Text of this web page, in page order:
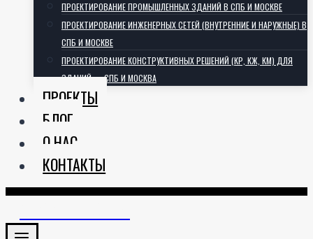
ПРОЕКТИРОВАНИЕ ПРОМЫШЛЕННЫХ ЗДАНИЙ В СПБ И МОСКВЕ
ПРОЕКТИРОВАНИЕ ИНЖЕНЕРНЫХ СЕТЕЙ (ВНУТРЕННИЕ И НАРУЖНЫЕ) В
СПБ И МОСКВЕ
ПРОЕКТИРОВАНИЕ КОНСТРУКТИВНЫХ РЕШЕНИЙ (КР, КЖ, КМ) ДЛЯ
ЗДАНИЙ — СПБ И МОСКВА
ПРОЕКТЫ
БЛОГ
О НАС
КОНТАКТЫ